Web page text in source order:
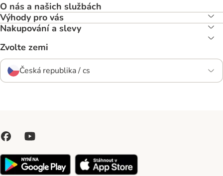
O nás a našich službách
Výhody pro vás
Nakupování a slevy
Zvolte zemi
Česká republika / cs